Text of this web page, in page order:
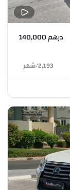
درهم 140,000
2,193
/شهر